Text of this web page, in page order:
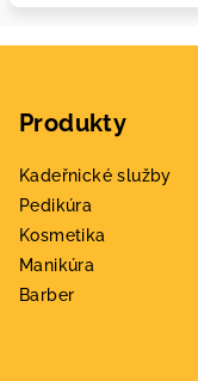
Produkty
Kadeřnické služby
Pedikúra
Kosmetika
Manikúra
Barber